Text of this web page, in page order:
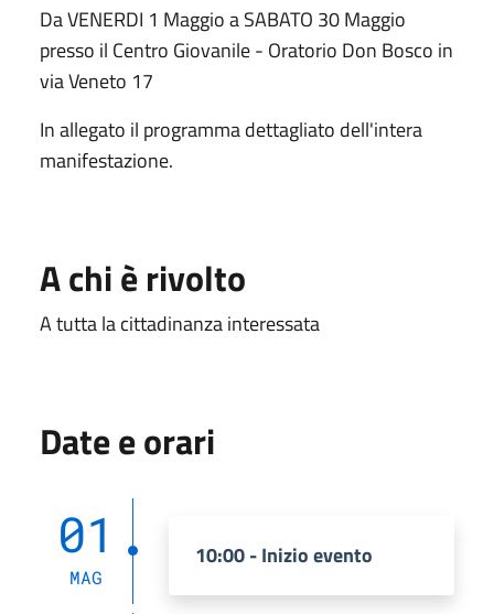
Da VENERDI 1 Maggio a SABATO 30 Maggio
presso il Centro Giovanile - Oratorio Don Bosco in
via Veneto 17
In allegato il programma dettagliato dell'intera
manifestazione.
A chi è rivolto
A tutta la cittadinanza interessata
Date e orari
01
MAG
10:00 - Inizio evento